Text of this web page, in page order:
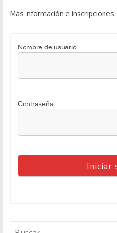
Más información e inscripciones:
Nombre de usuario
Contraseña